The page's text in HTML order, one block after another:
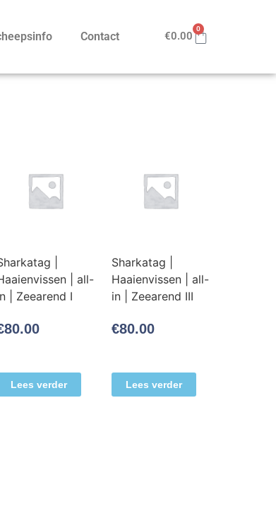
Contact €0.00
0
|
| all-
| Zeearend I
80.00
Lees verder
Sharkatag |
Haaienvissen | all-
in | Zeearend III
€80.00
Lees verder